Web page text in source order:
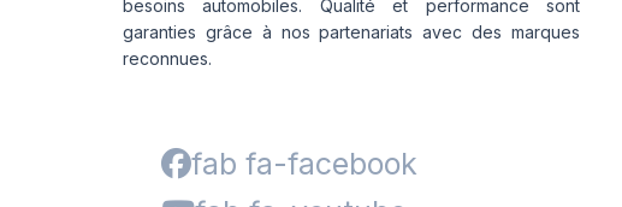
besoins automobiles. Qualité et performance sont
garanties grâce à nos partenariats avec des marques
reconnues.
fab fa-facebook